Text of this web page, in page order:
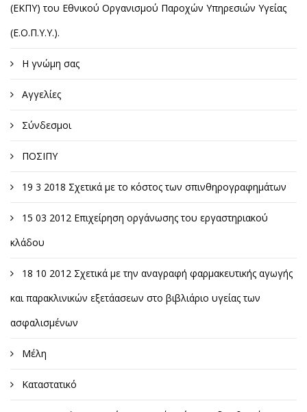
(ΕΚΠΥ) του Εθνικού Οργανισμού Παροχών Υπηρεσιών Υγείας
(Ε.Ο.Π.Υ.Υ.).
Η γνώμη σας
Αγγελίες
Σύνδεσμοι
ΠΟΣΙΠΥ
19 3 2018 Σχετικά με το κόστος των σπινθηρογραφημάτων
15 03 2012 Επιχείρηση οργάνωσης του εργαστηριακού
κλάδου
18 10 2012 Σχετικά με την αναγραφή φαρμακευτικής αγωγής
και παρακλινικών εξετάασεων στο βιβλιάριο υγείας των
ασφαλισμένων
Μέλη
Καταστατικό